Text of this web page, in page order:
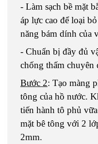
- Làm sạch bề mặt
áp lực cao để loại
năng bám dính của
- Chuẩn bị đầy đủ
chống thấm chuyên
Bước 2: Tạo màng
tông của hồ nước.
tiến hành tô phủ
mặt bê tông với 2
2mm.